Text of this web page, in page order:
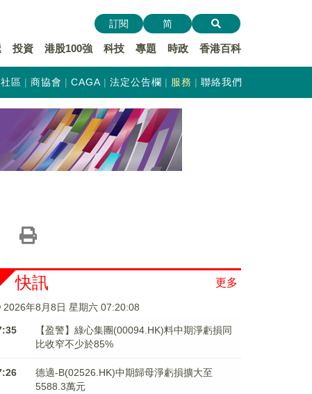
投資 港股100強 科技 專題 時政 香港百科
訂閱 简
社區 商協會 CAGA 法定公告欄 服務 聯絡我們
更多
快訊
2026年8月8日 星期六 07:20:09
【盈警】綠心集團(00094.HK)料中期淨虧損同
比收窄不少於85%
德適-B(02526.HK)中期歸母淨虧損擴大至
5588.3萬元